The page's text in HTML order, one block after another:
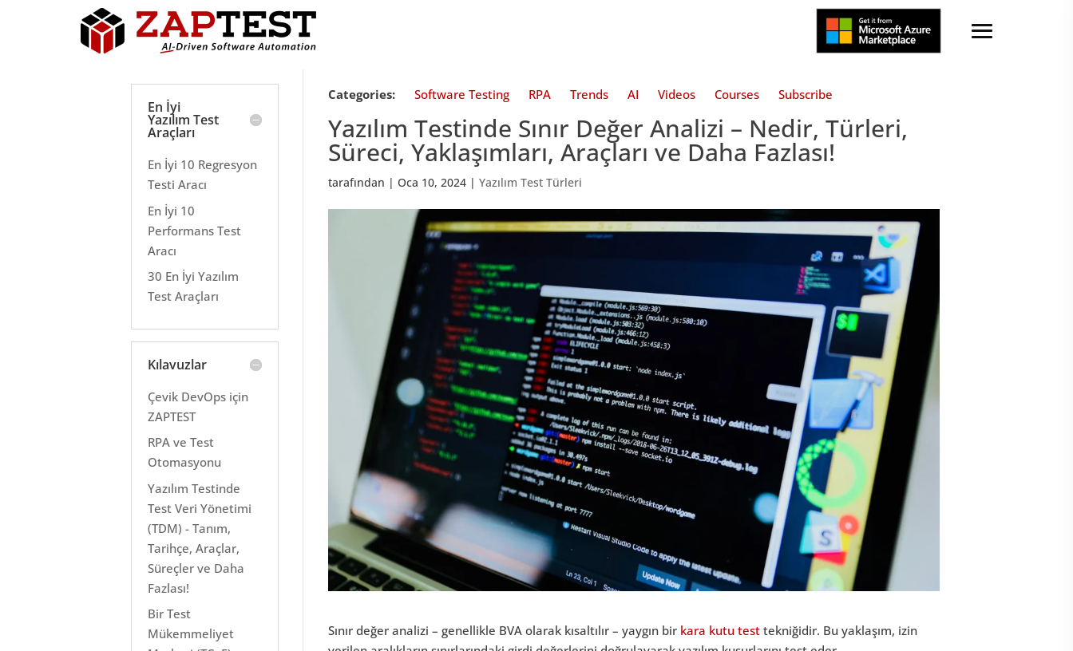
Categories: Software Testing RPA Trends AI Videos Courses Subscribe
Yazılım Testinde Sınır Değer Analizi – Nedir, Türleri,
Süreci, Yaklaşımları, Araçları ve Daha Fazlası!
tarafından |Oca 10, 2024 |Yazılım Test Türleri
Sınır değer analizi – genellikle BVA olarak kısaltılır – yaygın bir kara kutu test tekniğidir. Bu yaklaşım, izin
En İyi
Yazılım Test
Araçları
En İyi 10 Regresyon
Testi Aracı
En İyi 10
Performans Test
Aracı
30 En İyi Yazılım
Test Araçları
Kılavuzlar
Çevik DevOps için
ZAPTEST
RPA ve Test
Otomasyonu
Yazılım Testinde
Test Veri Yönetimi
(TDM) - Tanım,
Tarihçe, Araçlar,
Süreçler ve Daha
Fazlası!
Bir Test
Mükemmeliyet